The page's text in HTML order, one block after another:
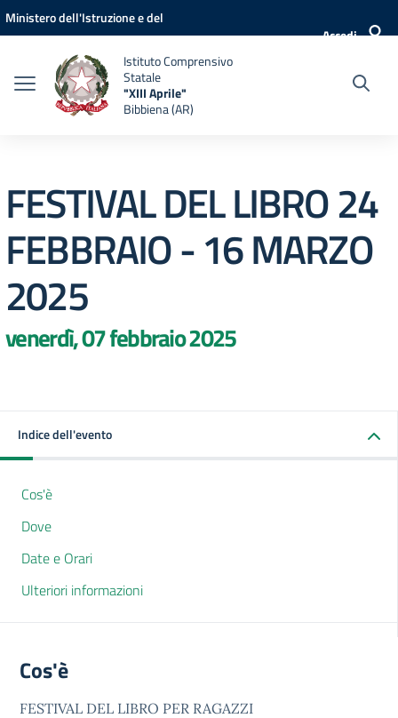
Vai ai contenuti
Vai al menu di navigazione
Vai al footer
Ministero dell'Istruzione e del
Accedi
Istituto Comprensivo
Statale
"XIII Aprile"
Bibbiena (AR)
FESTIVAL DEL LIBRO 24
FEBBRAIO - 16 MARZO
2025
venerdì, 07 febbraio 2025
Indice dell'evento
Cos'è
Dove
Date e Orari
Ulteriori informazioni
Cos'è
FESTIVAL DEL LIBRO PER RAGAZZI